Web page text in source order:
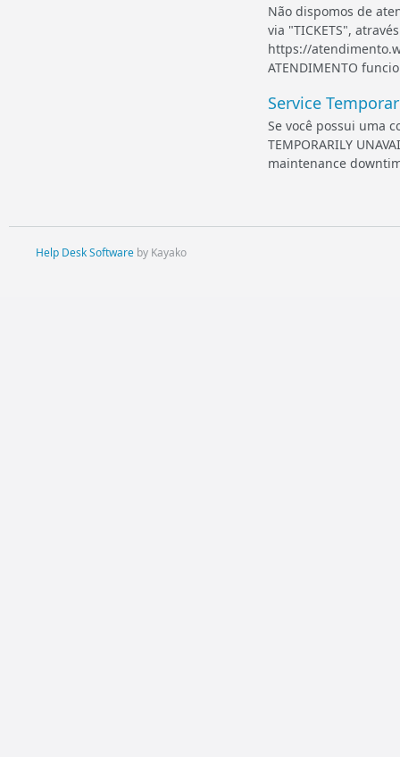
Não dispomos de
via "TICKETS",
https://
ATENDIMENTO
Service
Se você possui uma
TEMPORARILY
maintenance
Help Desk Softwareby Kayako